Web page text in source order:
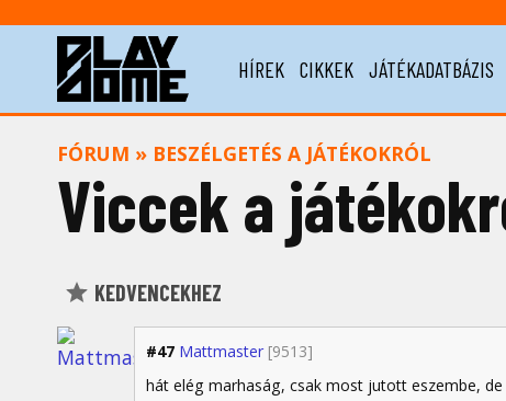
HÍREK CIKKEK JÁTÉKADATBÁZIS
FÓRUM » BESZÉLGETÉS A JÁTÉKOKRÓL
Viccek a
KEDVENCEKHEZ
#47 Mattmaster [9513]
hát elég marhaság, csak most jutott eszembe, de